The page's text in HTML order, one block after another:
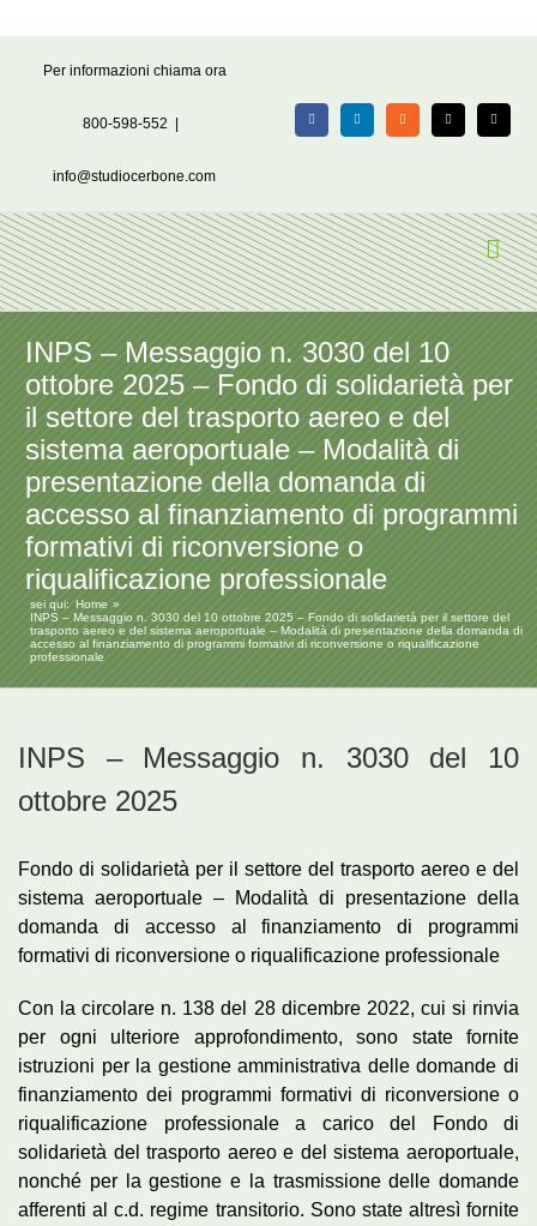
Per informazioni chiama ora
800-598-552
info@studiocerbone.com
FacebookLinkedIn Rss X Email
INPS – Messaggio n. 3030 del 10
ottobre 2025 – Fondo di solidarietà per
il settore del trasporto aereo e del
sistema aeroportuale – Modalità di
presentazione della domanda di
accesso al finanziamento di programmi
formativi di riconversione o
riqualificazione professionale
sei qui:
Home
INPS – Messaggio n. 3030 del 10 ottobre 2025 – Fondo di solidarietà per il settore del
trasporto aereo e del sistema aeroportuale – Modalità di presentazione della domanda di
accesso al finanziamento di programmi formativi di riconversione o riqualificazione
professionale
INPS – Messaggio n. 3030 del 10
ottobre 2025
Fondo di solidarietà per il settore del trasporto aereo e del
sistema aeroportuale – Modalità di presentazione della
domanda di accesso al finanziamento di programmi
formativi di riconversione o riqualificazione professionale
Con la circolare n. 138 del 28 dicembre 2022, cui si rinvia
per ogni ulteriore approfondimento, sono state fornite
istruzioni per la gestione amministrativa delle domande di
finanziamento dei programmi formativi di riconversione o
riqualificazione professionale a carico del Fondo di
solidarietà del trasporto aereo e del sistema aeroportuale,
nonché per la gestione e la trasmissione delle domande
afferenti al c.d. regime transitorio. Sono state altresì fornite